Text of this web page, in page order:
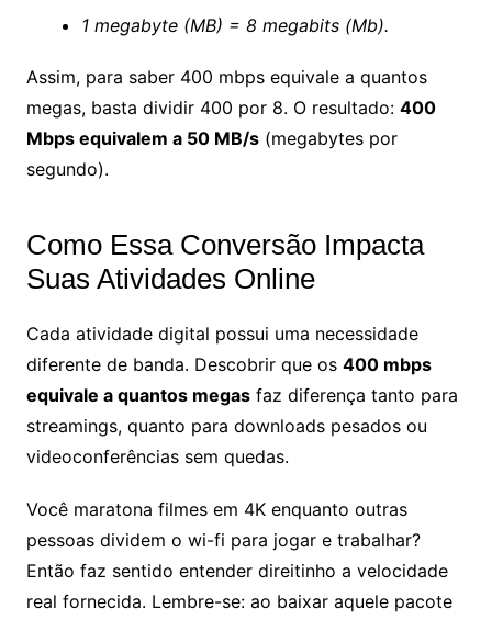
1 megabyte (MB) = 8 megabits (Mb).
Assim, para saber 400 mbps equivale a quantos
megas, basta dividir 400 por 8. O resultado: 400
Mbps equivalem a 50 MB/s(megabytes por
segundo).
Como Essa Conversão Impacta
Suas Atividades Online
Cada atividade digital possui uma necessidade
diferente de banda. Descobrir que os 400 mbps
equivale a quantos megasfaz diferença tanto para
streamings, quanto para downloads pesados ou
videoconferências sem quedas.
Você maratona filmes em 4K enquanto outras
pessoas dividem o wi-fi para jogar e trabalhar?
Então faz sentido entender direitinho a velocidade
real fornecida. Lembre-se: ao baixar aquele pacote